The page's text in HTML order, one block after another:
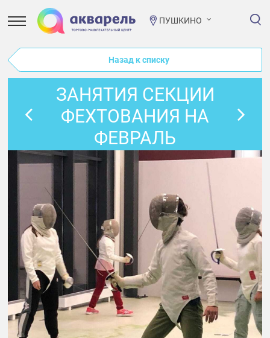
ПУШКИНО
Назад к списку
ЗАНЯТИЯ СЕКЦИИ
ФЕХТОВАНИЯ НА
ФЕВРАЛЬ